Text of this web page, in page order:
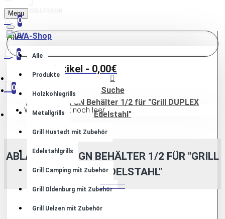
Menu
0
0
0 Artikel - 0,00€
0
Warenkorb ist noch leer
Alle
Alle
Produkte
Holzkohlegrills
Metallgrills
Grill Hustedt mit Zubehör
Edelstahlgrills
Grill Camping mit Zubehör
Grill Oldenburg mit Zubehör
Grill Uelzen mit Zubehör
Suche
Ablagetisch GN Behälter 1/2 für "Grill DUPLEX
Edelstahl"
ABLAGETISCH GN BEHÄLTER 1/2 FÜR "GRILL
DUPLEX EDELSTAHL"